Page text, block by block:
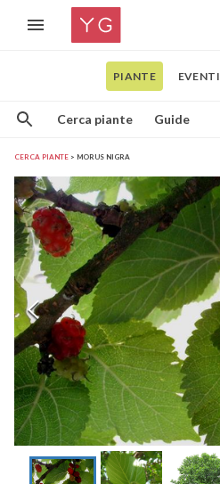
PIANTE EVENTI
Cerca piante Guide
CERCA PIANTE MORUS NIGRA